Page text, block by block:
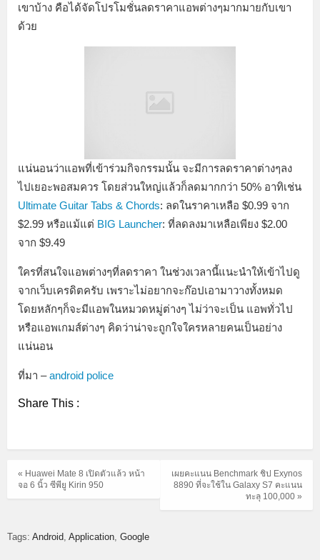
เขาบ้าง คือได้จัดโปรโมชั่นลดราคาแอพต่างๆมากมายกับเขา
ด้วย
แน่นอนว่าแอพที่เข้าร่วมกิจกรรมนั้น จะมีการลดราคาต่างๆลง
ไปเยอะพอสมควร โดยส่วนใหญ่แล้วก็ลดมากกว่า 50% อาทิเช่น
Ultimate Guitar Tabs & Chords: ลดในราคาเหลือ $0.99 จาก
$2.99 หรือแม้แต่ BIG Launcher: ที่ลดลงมาเหลือเพียง $2.00
จาก $9.49
ใครที่สนใจแอพต่างๆที่ลดราคา ในช่วงเวลานี้แนะนำให้เข้าไปดู
จากเว็บเครดิตครับ เพราะไม่อยากจะก๊อปเอามาวางทั้งหมด
โดยหลักๆก็จะมีแอพในหมวดหมู่ต่างๆ ไม่ว่าจะเป็น แอพทั่วไป
หรือแอพเกมส์ต่างๆ คิดว่าน่าจะถูกใจใครหลายคนเป็นอย่าง
แน่นอน
ที่มา –android police
Share This :
เผยคะแนน Benchmark ชิป Exynos
8890 ที่จะใช้ใน Galaxy S7 คะแนน
ทะลุ 100,000 »
« Huawei Mate 8 เปิดตัวแล้ว หน้า
จอ 6 นิ้ว ซีพียู Kirin 950
Tags: Android Application Google